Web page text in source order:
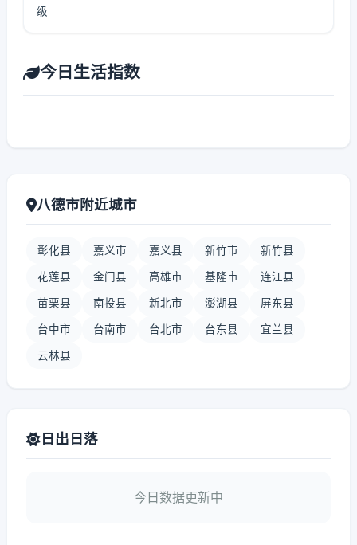
级
今日生活指数
八德市附近城市
彰化县 嘉义市 嘉义县 新竹市 新竹县
花莲县 金门县 高雄市 基隆市 连江县
苗栗县 南投县 新北市 澎湖县 屏东县
台中市 台南市 台北市 台东县 宜兰县
云林县
日出日落
今日数据更新中